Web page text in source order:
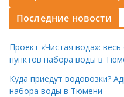
Последние новости
Проект «Чистая вода»:
пунктов набора воды в
Куда приедут водовозки?
набора воды в Тюмени